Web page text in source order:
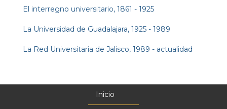
El interregno universitario, 1861 - 1925
La Universidad de Guadalajara, 1925 - 1989
La Red Universitaria de Jalisco, 1989 - actualidad
Inicio